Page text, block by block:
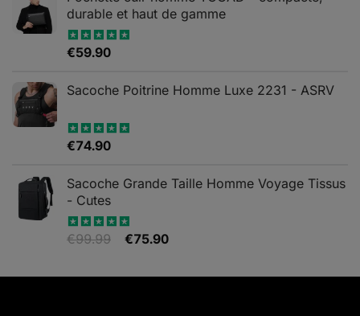
durable et haut de gamme
Note5.00
€59.90
Sacoche Poitrine Homme Luxe 2231 - ASRV
Note5.00
€74.90
Sacoche Grande Taille Homme Voyage Tissus
- Cutes
Note5.00
€99.99
Le
€75.90Le